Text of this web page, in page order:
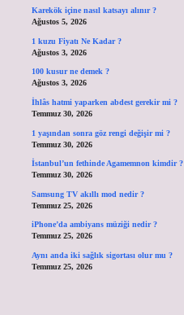
Karekök içine nasıl katsayı alınır ?
Ağustos 5, 2026
1 kuzu Fiyatı Ne Kadar ?
Ağustos 3, 2026
100 kusur ne demek ?
Ağustos 3, 2026
İhlâs hatmi yaparken abdest gerekir mi ?
Temmuz 30, 2026
1 yaşından sonra göz rengi değişir mi ?
Temmuz 30, 2026
İstanbul’un fethinde Agamemnon kimdir ?
Temmuz 30, 2026
Samsung TV akıllı mod nedir ?
Temmuz 25, 2026
iPhone’da ambiyans müziği nedir ?
Temmuz 25, 2026
Aynı anda iki sağlık sigortası olur mu ?
Temmuz 25, 2026